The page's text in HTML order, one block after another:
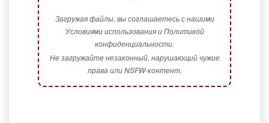
Загружая файлы, вы соглашаетесь с нашими
Условиями использования и Политикой
конфиденциальности.
Не загружайте незаконный, нарушающий чужие
права или NSFW-контент.